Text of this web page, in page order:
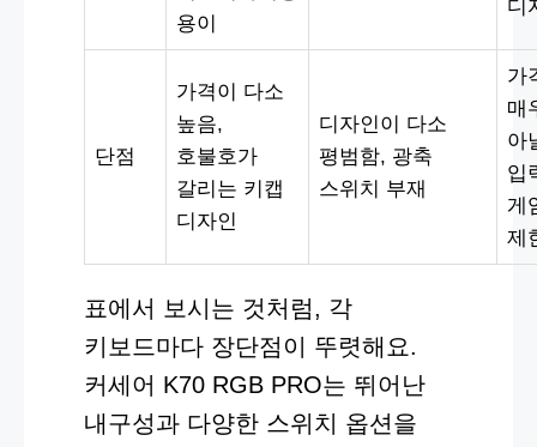
용이
디
단점
가격이 다소
높음,
호불호가
갈리는 키캡
디자인
디자인이 다소
평범함, 광축
스위치 부재
가
매
아
입
게
제
표에서 보시는 것처럼, 각
키보드마다 장단점이 뚜렷해요.
커세어 K70 RGB PRO는 뛰어난
내구성과 다양한 스위치 옵션을